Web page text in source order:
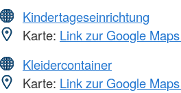
Kindertageseinrichtung
Karte: Link zur Google
Kleidercontainer
Karte: Link zur Google